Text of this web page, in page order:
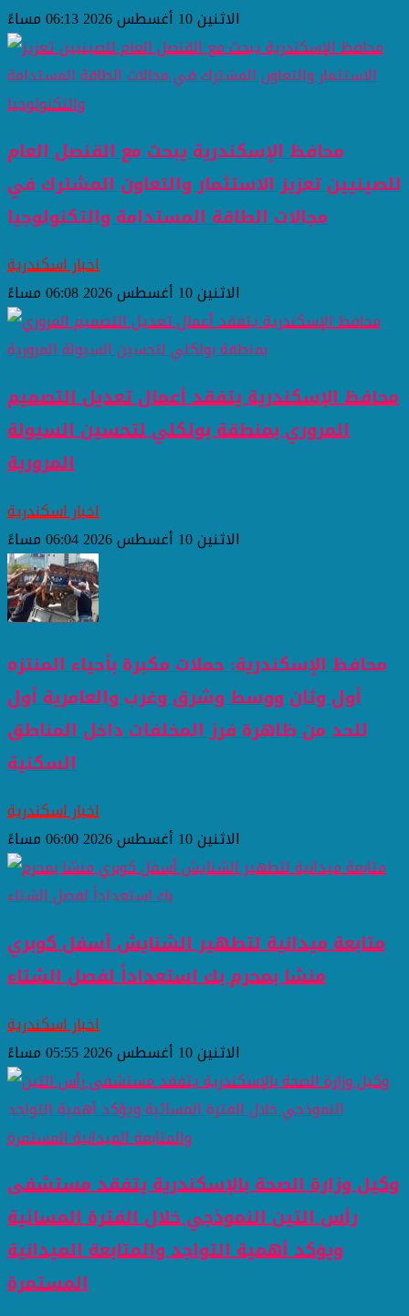
الاثنين 10 أغسطس 2026 06:13 مساءً
محافظ الإسكندرية يبحث مع القنصل العام
للصينيين تعزيز الاستثمار والتعاون المشترك في
مجالات الطاقة المستدامة والتكنولوجيا
اخبار اسكندرية
الاثنين 10 أغسطس 2026 06:08 مساءً
محافظ الإسكندرية يتفقد أعمال تعديل التصميم
المروري بمنطقة بولكلي لتحسين السيولة
المرورية
اخبار اسكندرية
الاثنين 10 أغسطس 2026 06:04 مساءً
محافظ الإسكندرية: حملات مكبرة بأحياء المنتزه
أول وثان ووسط وشرق وغرب والعامرية أول
للحد من ظاهرة فرز المخلفات داخل المناطق
السكنية
اخبار اسكندرية
الاثنين 10 أغسطس 2026 06:00 مساءً
متابعة ميدانية لتطهير الشنايش أسفل كوبري
منشا بمحرم بك استعداداً لفصل الشتاء
اخبار اسكندرية
الاثنين 10 أغسطس 2026 05:55 مساءً
وكيل وزارة الصحة بالإسكندرية يتفقد مستشفى
رأس التين النموذجي خلال الفترة المسائية
ويؤكد أهمية التواجد والمتابعة الميدانية
المستمرة